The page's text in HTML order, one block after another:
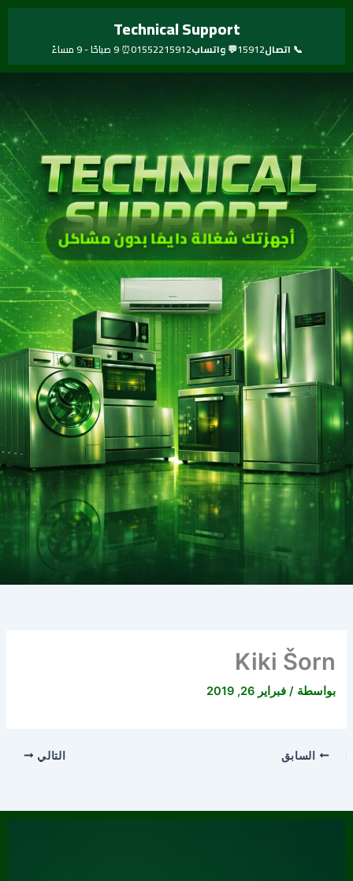
تخطي
Technical Support
📞 اتصال15912💬 واتساب01552215912⏰ 9 صباحًا - 9 مساءً
أجهزتك شغالة دايمًا بدون مشاكل
Kiki Šorn
بواسطة /فبراير 26, 2019
السابق التالي